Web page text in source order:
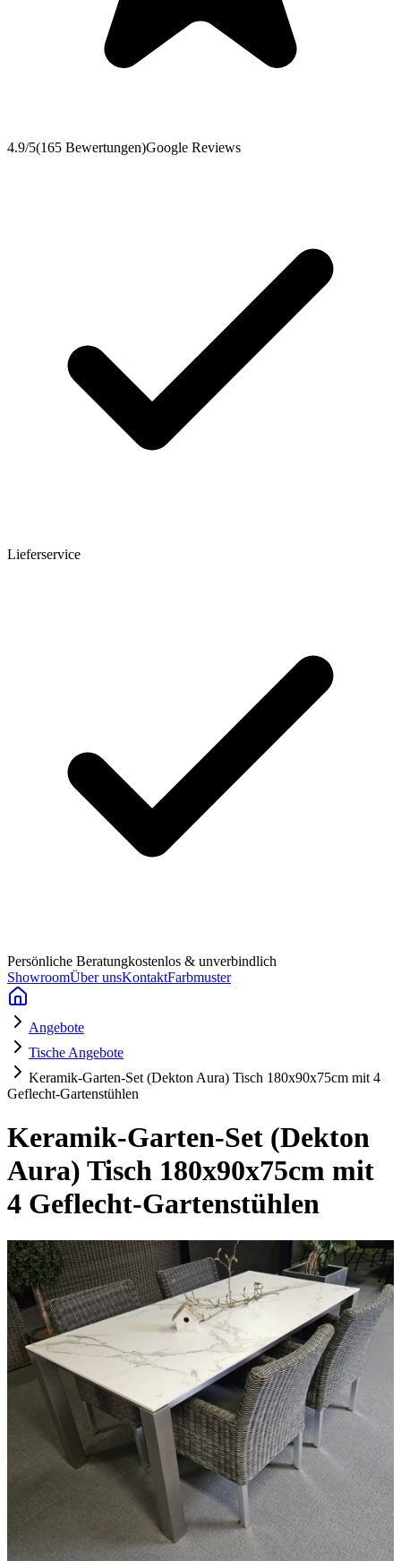
4.9/5(165 Bewertungen)Google Reviews
Lieferservice
Persönliche Beratungkostenlos & unverbindlich
ShowroomÜber unsKontaktFarbmuster
Angebote
Tische Angebote
Keramik-Garten-Set (Dekton Aura) Tisch 180x90x75cm mit 4
Geflecht-Gartenstühlen
Keramik-Garten-Set (Dekton
Aura) Tisch 180x90x75cm mit
4 Geflecht-Gartenstühlen